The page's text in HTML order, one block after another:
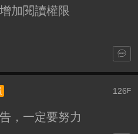
加閱讀權限
126 F
，一定要努力